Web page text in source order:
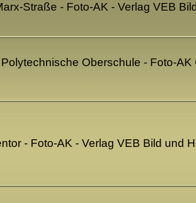
Straße - Foto-AK - Verlag VEB
Oberschule - Foto-
- Foto-AK - Verlag VEB Bild und